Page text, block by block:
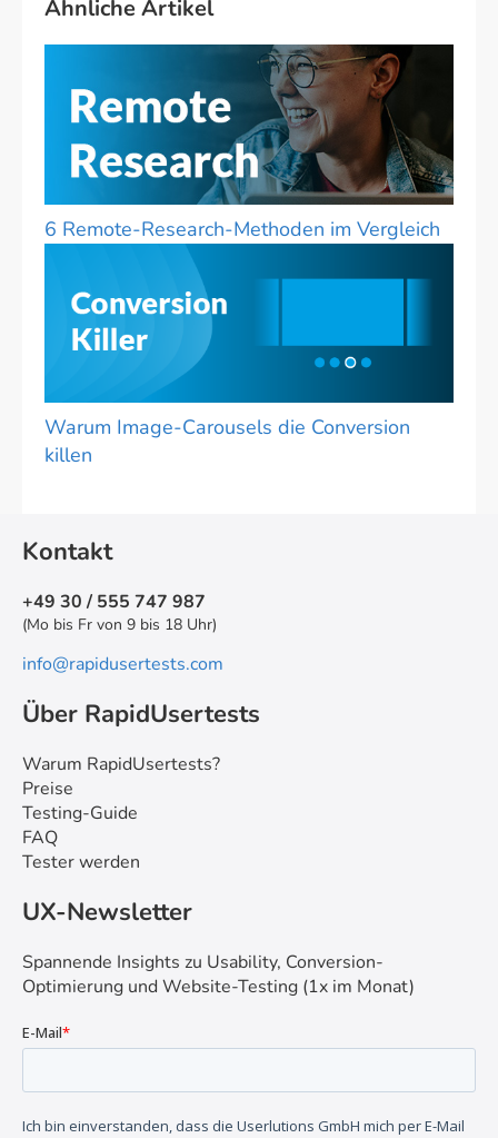
Ähnliche Artikel
6 Remote-Research-Methoden im Vergleich
Warum Image-Carousels die Conversion
killen
Kontakt
+49 30 / 555 747 987
(Mo bis Fr von 9 bis 18 Uhr)
info@rapidusertests.com
Über RapidUsertests
Warum RapidUsertests?
Preise
Testing-Guide
FAQ
Tester werden
UX-Newsletter
Spannende Insights zu Usability, Conversion-
Optimierung und Website-Testing (1x im Monat)